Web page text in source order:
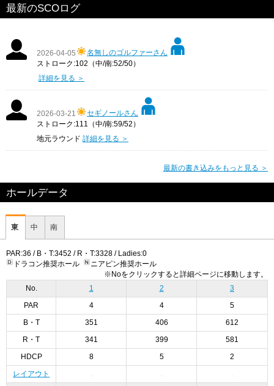
最新のSCOログ
2026-04-05
名無しのゴルファーさん
ストローク:102（中/南:52/50）
詳細を見る ＞
2026-03-21
セギノールさん
ストローク:111（中/南:59/52）
地元ラウンド 詳細を見る ＞
最新の書き込みをもっと見る ＞
ホールデータ
東 中 南
PAR:36 / B・T:3452 / R・T:3328 / Ladies:0
ドラコン推奨ホール
ニアピン推奨ホール
※Noをクリックすると詳細ページに移動します。
No.
1 2 3
PAR 4 4 5
B・T 351 406 612
R・T 341 399 581
HDCP 8 5 2
レイアウト